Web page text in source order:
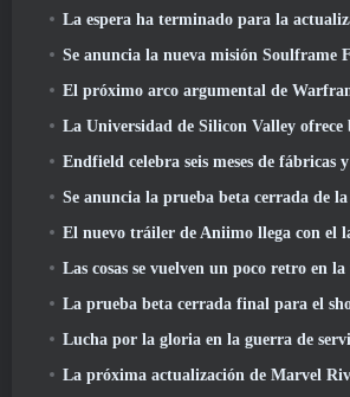
La espera ha terminado para la actualización de alojamiento para
Se anuncia la nueva misión Soulframe
El próximo arco argumental de Warframe lleva a los jugadores a un mapa estelar
La Universidad de Silicon Valley ofrece becas para juegos y algunos
Endfield celebra seis meses de fábricas y tirolesas durante
Se anuncia la prueba beta cerrada de la tercera etapa de las batallas
El nuevo tráiler de Aniimo llega con el lanzamiento de la
Las cosas se vuelven un poco retro en la
La prueba beta cerrada final para el shooter F2P Sudden Attack Zero
Lucha por la gloria en la guerra de
La próxima actualización de Marvel Rivals